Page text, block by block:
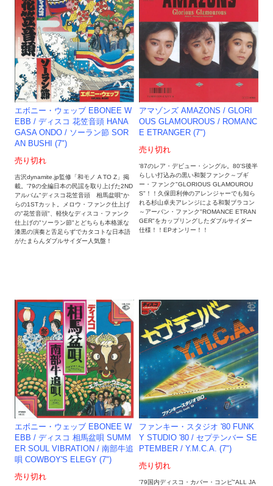
エボニー・ウェッブ EBONEE W
EBB / ディスコ 花笠音頭 HANA
GASA ONDO / ソーラン節 SOR
AN BUSHI (7")
売り切れ
吉沢dynamite.jp監修「和モノ A TO Z」掲
載。'79の全編日本の民謡を取り上げた2ND
アルバム"ディスコ花笠音頭 相馬盆唄"か
らの1STカット。メロウ・ファンク仕上げ
の"花笠音頭"、軽快なディスコ・ファンク
仕上げの"ソーラン節"とどちらも本格派な
漆黒の演奏と舌足らずでカタコトな日本語
がたまらんダブルサイダー人気盤！
アマゾンズ AMAZONS / GLORI
OUS GLAMOUROUS / ROMANC
E ETRANGER (7")
売り切れ
'87のレア・デビュー・シングル。80'S後半
らしい打込みの黒い和製ファンク～ブギ
ー・ファンク"GLORIOUS GLAMOUROU
S"！！久保田利伸のアレンジャーでも知ら
れる杉山卓夫アレンジによる和製ブラコン
～アーバン・ファンク"ROMANCE ETRAN
GER"をカップリングしたダブルサイダー
仕様！！EPオンリー！！
エボニー・ウェッブ EBONEE W
EBB / ディスコ 相馬盆唄 SUMM
ER SOUL VIBRATION / 南部牛追
唄 COWBOY'S ELEGY (7")
売り切れ
ファンキー・スタジオ '80 FUNK
Y STUDIO '80 / セプテンバー SE
PTEMBER / Y.M.C.A. (7")
売り切れ
'79国内ディスコ・カバー・コンピ"ALL JA